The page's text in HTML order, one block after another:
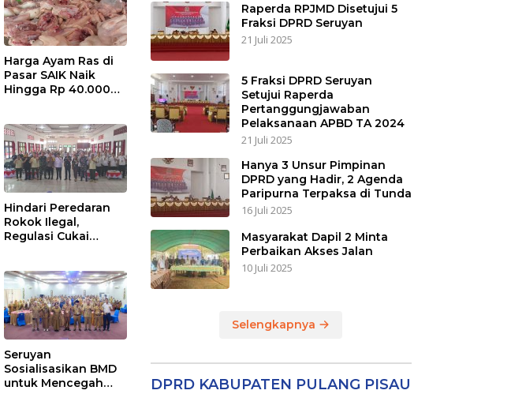
Harga Ayam Ras di
Pasar SAIK Naik
Hingga Rp 40.000
Hindari Peredaran
Rokok Ilegal,
Regulasi Cukai
Seruyan
Sosialisasikan BMD
untuk Mencegah
Raperda RPJMD Disetujui 5
Fraksi DPRD Seruyan
21 Juli 2025
5 Fraksi DPRD Seruyan
Setujui Raperda
Pertanggungjawaban
Pelaksanaan APBD TA 2024
21 Juli 2025
Hanya 3 Unsur Pimpinan
DPRD yang Hadir, 2 Agenda
Paripurna Terpaksa di Tunda
16 Juli 2025
Masyarakat Dapil 2 Minta
Perbaikan Akses Jalan
10 Juli 2025
Selengkapnya
DPRD KABUPATEN PULANG PISAU